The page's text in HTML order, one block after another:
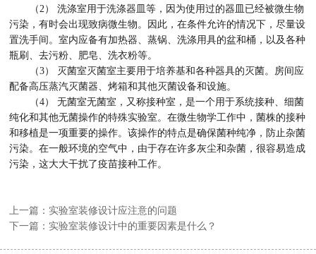
（2） 洗涤室用于洗涤器皿等，因为使用过的器皿已经被微生物
污染，有时会出现致病微生物。因此，在条件允许的情况下，尽量设
置洗手间。室内应备有加热器、蒸锅、洗涤用具的盆和桶，以及各种
瓶刷、去污粉、肥皂、洗衣粉等。
（3） 灭菌室灭菌室主要用于培养基和各种器具的灭菌。房间应
配备高压蒸汽灭菌器、烤箱和其他灭菌设备和设施。
（4） 无菌室无菌室，又称接种室，是一个用于系统接种、细菌
纯化和其他无菌操作的特殊实验室。在微生物学工作中，菌株的接种
和移植是一项重要的操作。该操作的特点是确保菌种纯净，防止杂菌
污染。在一般环境的空气中，由于存在许多灰尘和杂菌，很容易造成
污染，这大大干扰了疫苗接种工作。
上一篇：实验室装修设计应注意的问题
下一篇：实验室装修设计中的重要因素是什么？